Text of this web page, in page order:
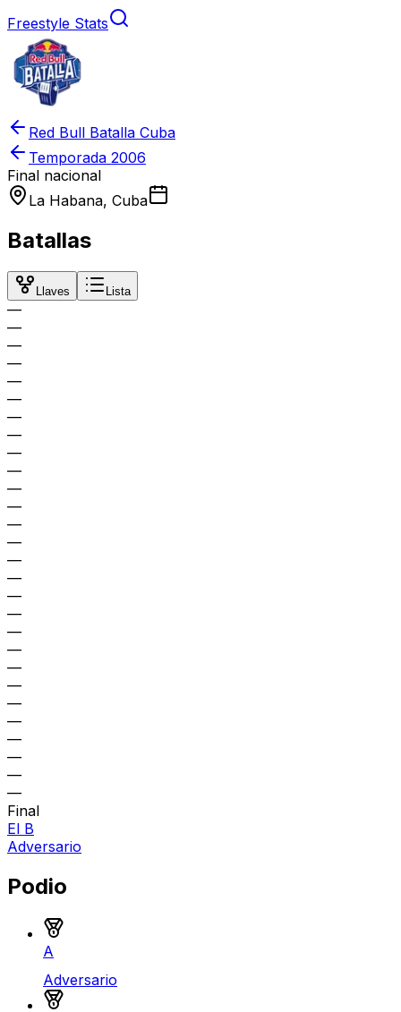
Freestyle Stats
Red Bull Batalla Cuba
Temporada 2006
Final nacional
La Habana, Cuba
Batallas
Llaves Lista
—
—
—
—
—
—
—
—
—
—
—
—
—
—
—
—
—
—
—
—
—
—
—
—
—
—
—
—
Final
El B
Adversario
Podio
A
Adversario